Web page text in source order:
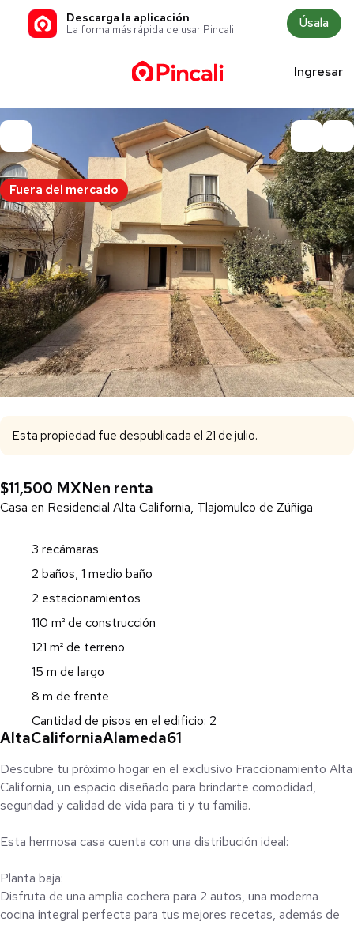
Descarga la aplicación
La forma más rápida de usar Pincali Úsala
Ingresar
Fuera del mercado
Esta propiedad fue despublicada el 21 de julio.
$11,500 MXNen renta
Casa en Residencial Alta California, Tlajomulco de Zúñiga
3 recámaras
2 baños, 1 medio baño
2 estacionamientos
110 m² de construcción
121 m² de terreno
15 m de largo
8 m de frente
Cantidad de pisos en el edificio: 2
AltaCaliforniaAlameda61
Descubre tu próximo hogar en el exclusivo Fraccionamiento Alta
California, un espacio diseñado para brindarte comodidad,
seguridad y calidad de vida para ti y tu familia.
Esta hermosa casa cuenta con una distribución ideal:
Planta baja:
Disfruta de una amplia cochera para 2 autos, una moderna
cocina integral perfecta para tus mejores recetas, además de